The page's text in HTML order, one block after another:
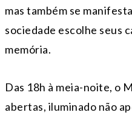
mas também se
sociedade escolhe seus
memória.
Das 18h à meia-noite, o
abertas, iluminado não